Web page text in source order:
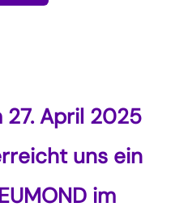
27. April 2025
uns ein
im